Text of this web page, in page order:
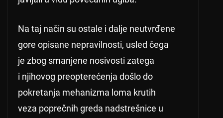
Na taj način su ostale i dalje neutvrđene
gore opisane nepravilnosti, usled čega
je zbog smanjene nosivosti zatega
i njihovog preopterećenja došlo do
pokretanja mehanizma loma krutih
veza poprečnih greda nadstrešnice u